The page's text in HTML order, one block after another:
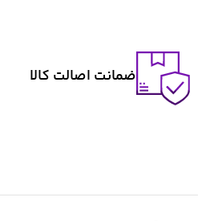
ضمانت اصالت کالا